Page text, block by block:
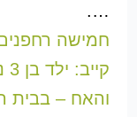
….
חמישה
והאח – בבית